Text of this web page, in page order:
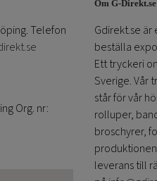
Telefon
Org. nr:
Om G-Direkt.se
Gdirekt.se
beställa
Ett tryckeri
Sverige. Vår
står för vår
rolluper,
broschyrer,
leverans till